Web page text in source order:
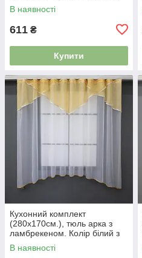
В наявності
611 ₴
Купити
Кухонний комплект
(280х170см.), тюль арка з
ламбрекеном. Колір білий з
золотистим. Код 025к 52-
0862 4865801
В наявності